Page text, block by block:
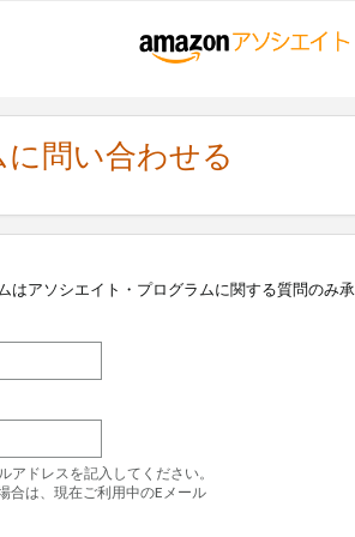
問い合わせる
アソシエイト・プログラムに関する質問のみ承
ドレスを記入してください。
合は、現在ご利用中のEメール